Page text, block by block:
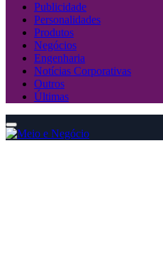
Publicidade
Personalidades
Produtos
Negócios
Engenharia
Notícias Corporativas
Outros
Últimas